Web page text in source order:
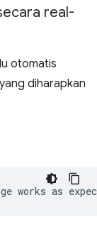
real-
otomatis
diharapkan